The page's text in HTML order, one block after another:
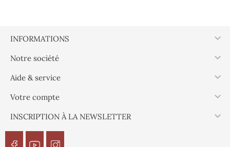
INFORMATIONS 
Notre société 
Aide & service 
Votre compte 
INSCRIPTION À LA NEWSLETTER 